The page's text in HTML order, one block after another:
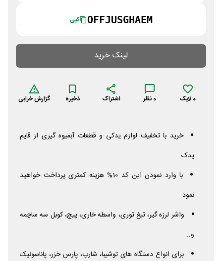
OFFJUSGHAEM کپی
لینک خرید
0 لایک 0 نظر اشتراک ذخیره گزارش خرابی
خرید با تخفیف لوازم یدکی و قطعات آبمیوه گیری از قایم
یدک
با وارد نمودن این کد 10% هزینه کمتری پرداخت خواهید
نمود
واشر لرزه گیر، تیغ توری، واسطه خاری، پیچ، کوبل سه ساچمه
و..
برای انواع دستگاه های توشیبا، شارپ، پارس خزر، پاناسونیک